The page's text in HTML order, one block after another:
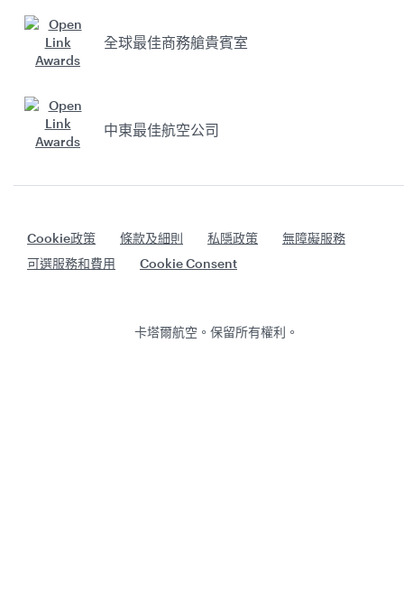
全球最佳商務艙貴賓室
中東最佳航空公司
Cookie政策 條款及細則 私隱政策
無障礙服務
可選服務和費用
Cookie Consent
卡塔爾航空。保留所有權利。